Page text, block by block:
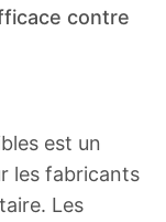
contre
est un
les fabricants
Les